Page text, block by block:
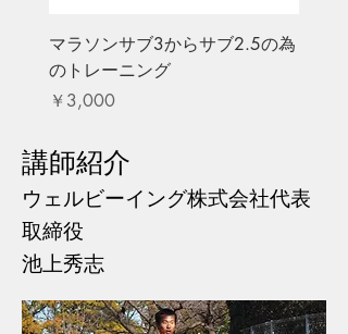
マラソンサブ3からサブ2.5の為
のトレーニング
価格
￥3,000
講師紹介
​ウェルビーイング株式会社代表
取締役
池上秀志